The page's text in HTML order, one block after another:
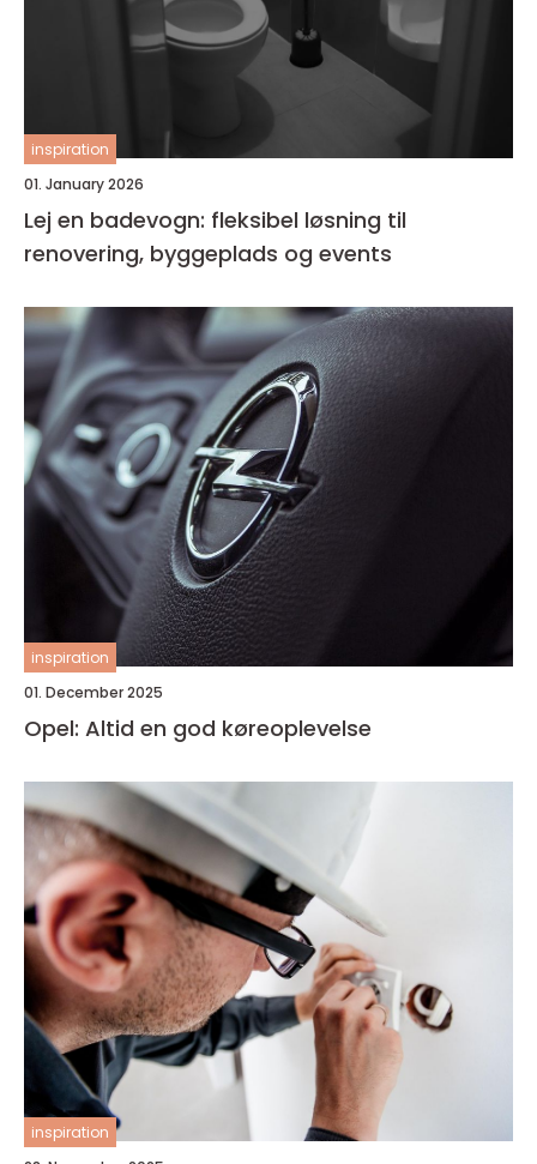
inspiration
01. January 2026
Lej en badevogn: fleksibel løsning til
renovering, byggeplads og events
inspiration
01. December 2025
Opel: Altid en god køreoplevelse
inspiration